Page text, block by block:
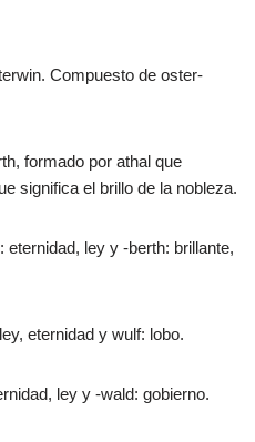
Compuesto de oster-
formado por athal que
significa el brillo de la nobleza.
ley y -berth: brillante,
eternidad y wulf: lobo.
ley y -wald: gobierno.